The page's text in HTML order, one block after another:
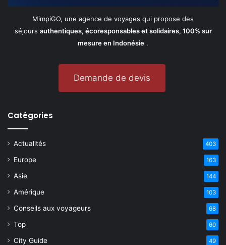
MimpiGO, une agence de voyages qui propose des
séjours authentiques, écoresponsables et solidaires, 100% sur
mesure en Indonésie .
Demande de devis
Catégories
Actualités 403
Europe 163
Asie 144
Amérique 103
Conseils aux voyageurs 68
Top 60
City Guide 49